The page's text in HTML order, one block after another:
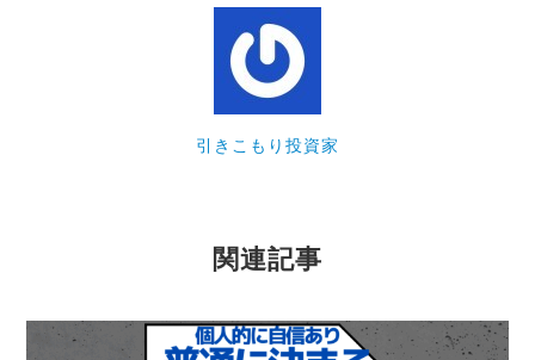
引きこもり投資家
関連記事